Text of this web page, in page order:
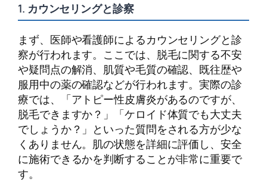
1. カウンセリングと診察
まず、医師や看護師によるカウンセリングと診
察が行われます。ここでは、脱毛に関する不安
や疑問点の解消、肌質や毛質の確認、既往歴や
服用中の薬の確認などが行われます。実際の診
療では、「アトピー性皮膚炎があるのですが、
脱毛できますか？」「ケロイド体質でも大丈夫
でしょうか？」といった質問をされる方が少な
くありません。肌の状態を詳細に評価し、安全
に施術できるかを判断することが非常に重要で
す。